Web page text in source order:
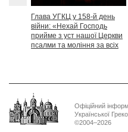
Глава УГКЦ у 158-й день
війни: «Нехай Господь
прийме з уст нашої Церкви
псалми та моління за всіх
Офіційний
Української
©2004–2026